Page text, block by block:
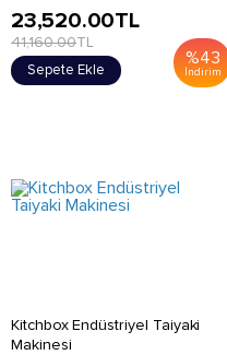
%43
İndirim
23,520.00TL
41,160.00TL
Sepete Ekle
Kitchbox Endüstriyel Taiyaki
Makinesi